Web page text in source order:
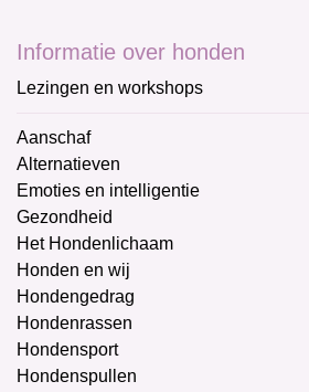
Informatie over honden
Lezingen en workshops
Aanschaf
Alternatieven
Emoties en intelligentie
Gezondheid
Het Hondenlichaam
Honden en wij
Hondengedrag
Hondenrassen
Hondensport
Hondenspullen